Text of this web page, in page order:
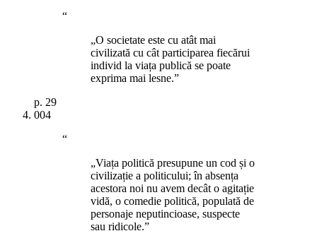
“
„O societate este cu atât mai
civilizată cu cât participarea fiecărui
individ la viața publică se poate
exprima mai lesne.”
p. 29
004
“
„Viața politică presupune un cod și o
civilizație a politicului; în absența
acestora noi nu avem decât o agitație
vidă, o comedie politică, populată de
personaje neputincioase, suspecte
sau ridicole.”